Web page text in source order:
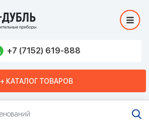
+7 (7152) 619-888
+ КАТАЛОГ ТОВАРОВ